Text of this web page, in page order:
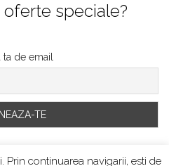
speciale?
ta de email
Prin continuarea navigarii, esti de